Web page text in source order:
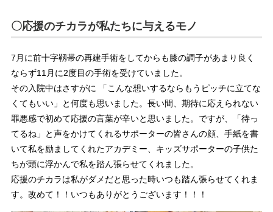
〇応援のチカラが私たちに与えるモノ
7月に前十字靱帯の再建手術をしてからも膝の調子があまり良く
ならず11月に2度目の手術を受けていました。
その入院中はさすがに 「こんな想いするならもうピッチに立てな
くてもいい」と何度も思いました。長い間、期待に応えられない
罪悪感で初めて応援の言葉が辛いと思いました。ですが、「待っ
てるね」と声をかけてくれるサポーターの皆さんの顔、手紙を書
いて私を励ましてくれたアカデミー、キッズサポーターの子供た
ちが頭に浮かんで私を踏ん張らせてくれました。
応援のチカラは私がダメだと思った時いつも踏ん張らせてくれま
す。改めて！！いつもありがとうございます！！！